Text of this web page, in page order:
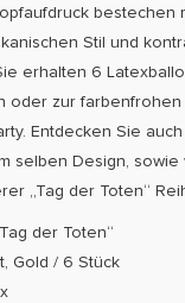
bestechen
Stil und
erhalten 6
oder zur farbenfrohen
Entdecken Sie
selben Design, sowie
„Tag der Toten“
der Toten“
Gold / 6 Stück